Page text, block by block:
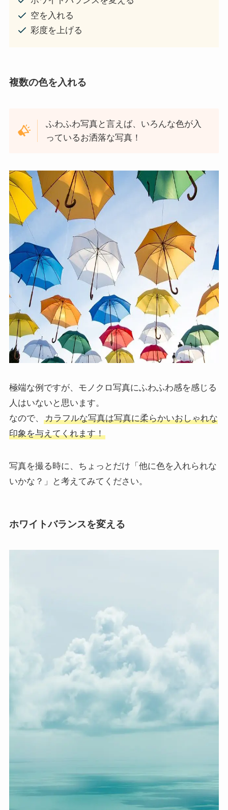
空を入れる
彩度を上げる
複数の色を入れる
ふわふわ写真と言えば、いろんな色が入
っているお洒落な写真！
極端な例ですが、モノクロ写真にふわふわ感を感じる
人はいないと思います。
なので、
カラフルな写真は写真に柔らかいおしゃれな
印象を与えてくれます！
写真を撮る時に、ちょっとだけ「他に色を入れられな
いかな？」と考えてみてください。
ホワイトバランスを変える